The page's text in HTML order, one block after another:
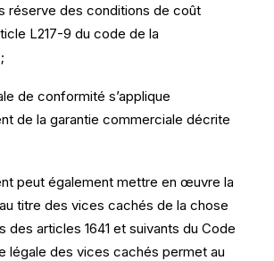
réserve des conditions de coût
L217-9 du code de la
de conformité s’applique
de la garantie commerciale décrite
peut également mettre en œuvre la
titre des vices cachés de la chose
des articles 1641 et suivants du Code
légale des vices cachés permet au